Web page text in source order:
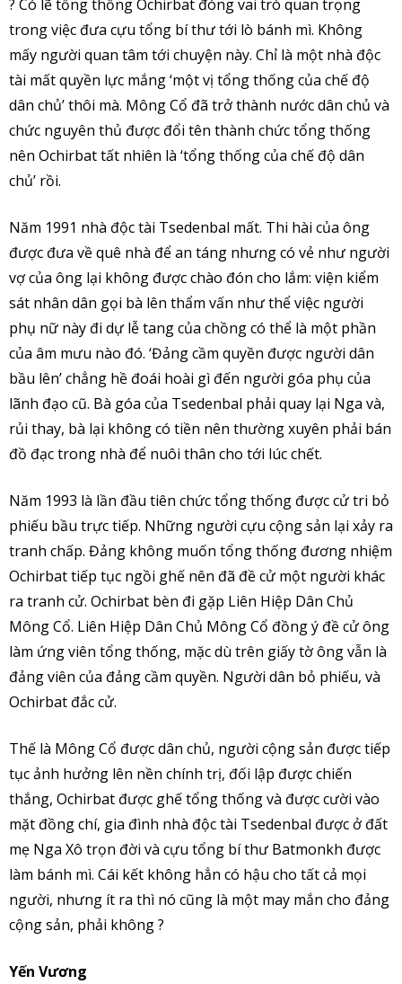
? Có lẽ tổng thống Ochirbat đóng vai trò quan trọng
trong việc đưa cựu tổng bí thư tới lò bánh mì. Không
mấy người quan tâm tới chuyện này. Chỉ là một nhà độc
tài mất quyền lực mắng ‘một vị tổng thống của chế độ
dân chủ’ thôi mà. Mông Cổ đã trở thành nước dân chủ và
chức nguyên thủ được đổi tên thành chức tổng thống
nên Ochirbat tất nhiên là ‘tổng thống của chế độ dân
chủ’ rồi.
Năm 1991 nhà độc tài Tsedenbal mất. Thi hài của ông
được đưa về quê nhà để an táng nhưng có vẻ như người
vợ của ông lại không được chào đón cho lắm: viện kiểm
sát nhân dân gọi bà lên thẩm vấn như thể việc người
phụ nữ này đi dự lễ tang của chồng có thể là một phần
của âm mưu nào đó. ‘Đảng cầm quyền được người dân
bầu lên’ chẳng hề đoái hoài gì đến người góa phụ của
lãnh đạo cũ. Bà góa của Tsedenbal phải quay lại Nga và,
rủi thay, bà lại không có tiền nên thường xuyên phải bán
đồ đạc trong nhà để nuôi thân cho tới lúc chết.
Năm 1993 là lần đầu tiên chức tổng thống được cử tri bỏ
phiếu bầu trực tiếp. Những người cựu cộng sản lại xảy ra
tranh chấp. Đảng không muốn tổng thống đương nhiệm
Ochirbat tiếp tục ngồi ghế nên đã đề cử một người khác
ra tranh cử. Ochirbat bèn đi gặp Liên Hiệp Dân Chủ
Mông Cổ. Liên Hiệp Dân Chủ Mông Cổ đồng ý đề cử ông
làm ứng viên tổng thống, mặc dù trên giấy tờ ông vẫn là
đảng viên của đảng cầm quyền. Người dân bỏ phiếu, và
Ochirbat đắc cử.
Thế là Mông Cổ được dân chủ, người cộng sản được tiếp
tục ảnh hưởng lên nền chính trị, đối lập được chiến
thắng, Ochirbat được ghế tổng thống và được cười vào
mặt đồng chí, gia đình nhà độc tài Tsedenbal được ở đất
mẹ Nga Xô trọn đời và cựu tổng bí thư Batmonkh được
làm bánh mì. Cái kết không hẳn có hậu cho tất cả mọi
người, nhưng ít ra thì nó cũng là một may mắn cho đảng
cộng sản, phải không ?
Yến Vương